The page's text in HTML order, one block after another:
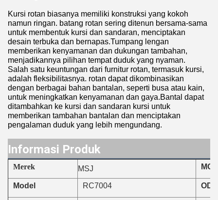
Kursi rotan biasanya memiliki konstruksi yang kokoh
namun ringan. batang rotan sering ditenun bersama-sama
untuk membentuk kursi dan sandaran, menciptakan
desain terbuka dan bernapas.Tumpang lengan
memberikan kenyamanan dan dukungan tambahan,
menjadikannya pilihan tempat duduk yang nyaman.
Salah satu keuntungan dari furnitur rotan, termasuk kursi,
adalah fleksibilitasnya. rotan dapat dikombinasikan
dengan berbagai bahan bantalan, seperti busa atau kain,
untuk meningkatkan kenyamanan dan gaya.Bantal dapat
ditambahkan ke kursi dan sandaran kursi untuk
memberikan tambahan bantalan dan menciptakan
pengalaman duduk yang lebih mengundang.
Informasi Produk
Merek MSJ
Model RC7004